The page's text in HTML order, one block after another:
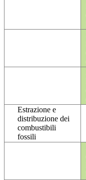
Estrazione e
distribuzione dei
combustibili
fossili